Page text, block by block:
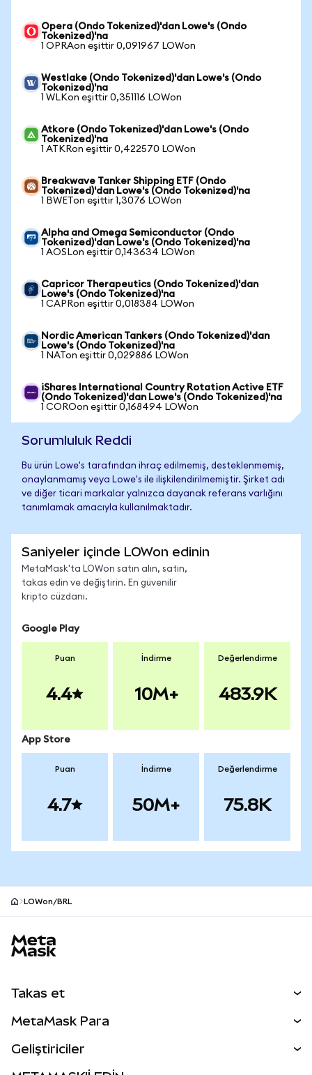
Opera (Ondo Tokenized)'dan Lowe's (Ondo
Tokenized)'na
1 OPRAon eşittir 0,091967 LOWon
Westlake (Ondo Tokenized)'dan Lowe's (Ondo
Tokenized)'na
1 WLKon eşittir 0,351116 LOWon
Atkore (Ondo Tokenized)'dan Lowe's (Ondo
Tokenized)'na
1 ATKRon eşittir 0,422570 LOWon
Breakwave Tanker Shipping ETF (Ondo
Tokenized)'dan Lowe's (Ondo Tokenized)'na
1 BWETon eşittir 1,3076 LOWon
Alpha and Omega Semiconductor (Ondo
Tokenized)'dan Lowe's (Ondo Tokenized)'na
1 AOSLon eşittir 0,143634 LOWon
Capricor Therapeutics (Ondo Tokenized)'dan
Lowe's (Ondo Tokenized)'na
1 CAPRon eşittir 0,018384 LOWon
Nordic American Tankers (Ondo Tokenized)'dan
Lowe's (Ondo Tokenized)'na
1 NATon eşittir 0,029886 LOWon
iShares International Country Rotation Active ETF
(Ondo Tokenized)'dan Lowe's (Ondo Tokenized)'na
1 COROon eşittir 0,168494 LOWon
Sorumluluk Reddi
Bu ürün Lowe's tarafından ihraç edilmemiş, desteklenmemiş,
onaylanmamış veya Lowe's ile ilişkilendirilmemiştir. Şirket adı
ve diğer ticari markalar yalnızca dayanak referans varlığını
tanımlamak amacıyla kullanılmaktadır.
Saniyeler içinde LOWon edinin
MetaMask'ta LOWon satın alın, satın,
takas edin ve değiştirin. En güvenilir
kripto cüzdanı.
Google Play
Puan
4.4
İndirme
10M+
Değerlendirme
483.9K
App Store
Puan
4.7
İndirme
50M+
Değerlendirme
75.8K
LOWon/BRL
Takas et
Perps
MetaMask Para
Geliştiriciler